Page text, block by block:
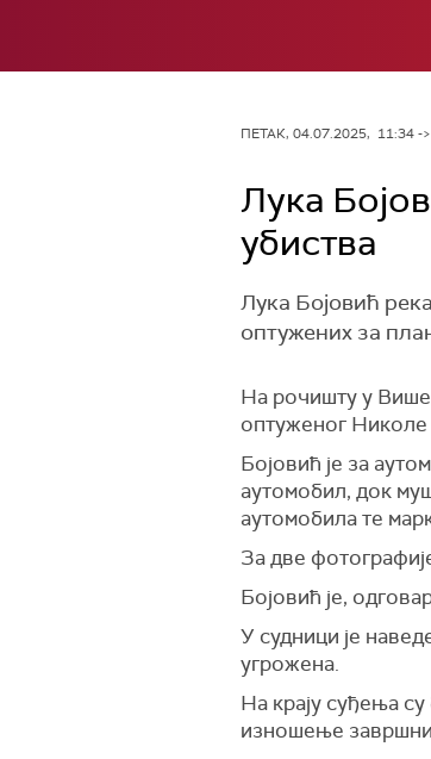
ПЕТАК, 04.07.2025, 11:34 -
Лука
убиства
Лука Бојовић
оптужених за
На рочишту у
оптуженог Николе
Бојовић је за
аутомобил, док
аутомобила те
За две
Бојовић је,
У судници је
угрожена.
На крају суђења
изношење